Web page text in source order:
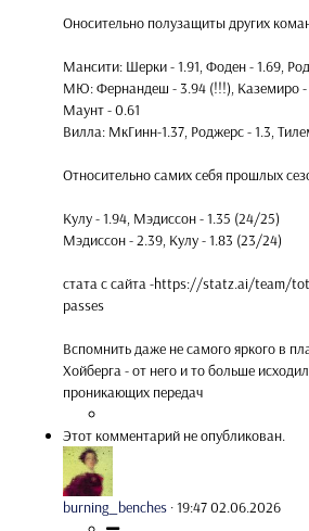
Оносительно полузащиты других
Мансити: Шерки - 1.91, Фоден - 1.69,
МЮ: Фернандеш - 3.94 (!!!), Каземиро -
Маунт - 0.61
Вилла: МкГинн-1.37, Роджерс - 1.3,
Относительно самих себя прошлых
Кулу - 1.94, Мэдиссон - 1.35 (24/25)
Мэдиссон - 2.39, Кулу - 1.83 (23/24)
стата с сайта -https://statz.ai/team/
passes
Вспомнить даже не самого яркого в
Хойберга - от него и то больше
проникающих передач
Этот комментарий не опубликован.
burning_benches ·19:47 02.06.2026